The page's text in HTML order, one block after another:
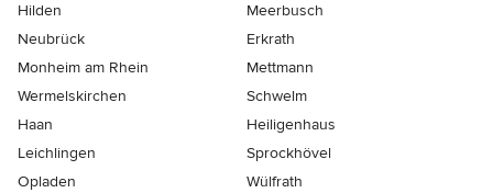
Hilden
Meerbusch
Neubrück
Erkrath
Monheim am Rhein
Mettmann
Wermelskirchen
Schwelm
Haan
Heiligenhaus
Leichlingen
Sprockhövel
Opladen
Wülfrath